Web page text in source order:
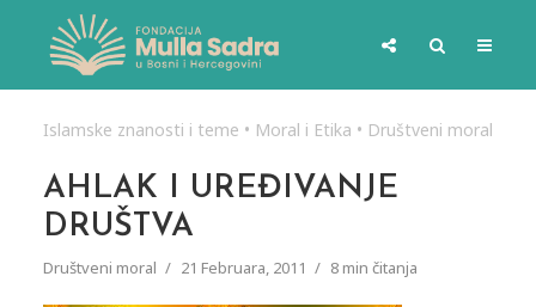
Islamske znanosti i teme • Moral i Etika • Društveni moral
AHLAK I UREĐIVANJE
DRUŠTVA
Društveni moral 21 Februara, 2011 8 min čitanja